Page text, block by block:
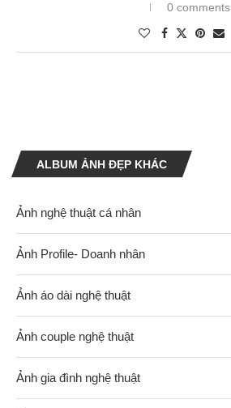
0 comments
ALBUM ẢNH ĐẸP KHÁC
Ảnh nghệ thuật cá nhân
Ảnh Profile- Doanh nhân
Ảnh áo dài nghệ thuật
Ảnh couple nghệ thuật
Ảnh gia đình nghệ thuật